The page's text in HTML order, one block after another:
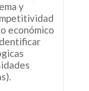
y
económico